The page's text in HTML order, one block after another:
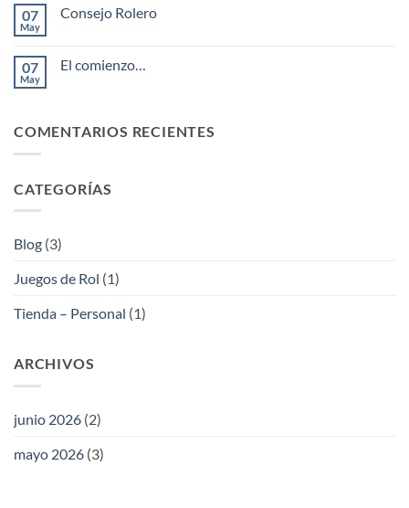
espacios
comentarios
Cero:
la
jamás
07
May
Consejo Rolero
en
07
May
El comienzo…
El
COMENTARIOS RECIENTES
CATEGORÍAS
Blog (3)
Juegos de Rol (1)
Tienda – Personal (1)
ARCHIVOS
junio 2026 (2)
mayo 2026 (3)